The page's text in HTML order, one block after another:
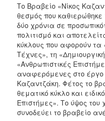
Το Βραβείο «Νίκος
θεσμός που
δύο χρόνια σε
πολιτισμό και
κύκλους που αφορούν
Τέχνες», τη
«Ανθρωπιστικές
αναφερόμενες στο έργο
Καζαντζάκη. Φέτος το
θεματικό κύκλο και
Επιστήμες». Το ύψος του
συνοδεύει το βραβείο